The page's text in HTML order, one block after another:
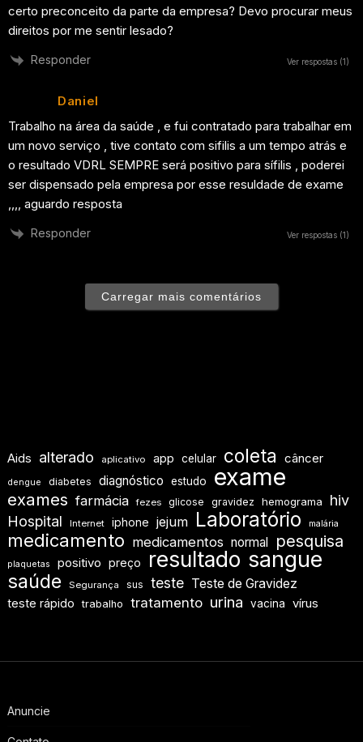
certo preconceito da parte da empresa? Devo procurar meus
direitos por me sentir lesado?
Responder Ver respostas (1)
Daniel
Trabalho na área da saúde , e fui contratado para trabalhar em
um novo serviço , tive contato com sifilis a um tempo atrás e
o resultado VDRL SEMPRE será positivo para sífilis , poderei
ser dispensado pela empresa por esse resuldade de exame
,,,, aguardo resposta
Responder Ver respostas (1)
Carregar mais comentários
Aids alterado aplicativo app celular coleta câncer
dengue diabetes diagnóstico estudo exame
exames farmácia fezes glicose gravidez hemograma
hiv
Hospital
Internet iphone jejum Laboratório malária
medicamento medicamentos normal pesquisa
plaquetas positivo preço resultado sangue
saúde Segurança sus teste Teste de Gravidez
teste rápido trabalho tratamento urina vacina vírus
Anuncie